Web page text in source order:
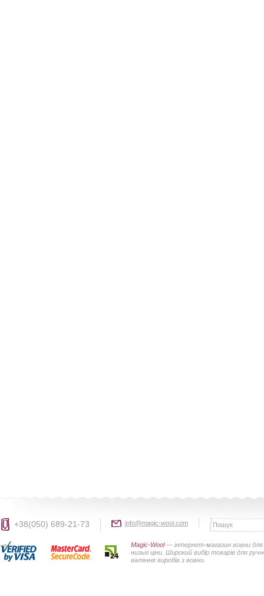
+38(050) 689-21-73 info@magic-wool.com
Magic-Wool— інтернет-магазин вовни
низькі ціни. Широкий вибір товарів для
валяння виробів з вовни.